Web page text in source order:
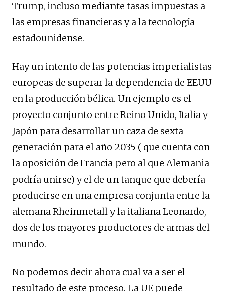
Trump, incluso mediante tasas impuestas a
las empresas financieras y a la tecnología
estadounidense.
Hay un intento de las potencias imperialistas
europeas de superar la dependencia de EEUU
en la producción bélica. Un ejemplo es el
proyecto conjunto entre Reino Unido, Italia y
Japón para desarrollar un caza de sexta
generación para el año 2035 ( que cuenta con
la oposición de Francia pero al que Alemania
podría unirse) y el de un tanque que debería
producirse en una empresa conjunta entre la
alemana Rheinmetall y la italiana Leonardo,
dos de los mayores productores de armas del
mundo.
No podemos decir ahora cual va a ser el
resultado de este proceso. La UE puede